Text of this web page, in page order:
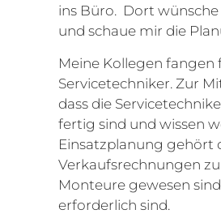
ins Büro. Dort
und schaue mir die
Meine Kollegen fangen
Servicetechniker. Zur
dass die
fertig sind und wissen
Einsatzplanung gehört
Verkaufsrechnungen
Monteure gewesen
erforderlich sind.